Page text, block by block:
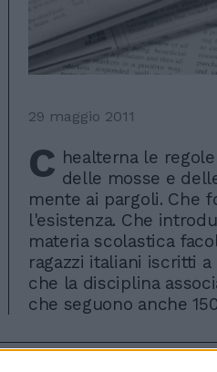
29 maggio 2011
C healterna le
delle mosse e
mente ai pargoli. Che
l'esistenza. Che
materia scolastica
ragazzi italiani iscritti
che la disciplina
che seguono anche